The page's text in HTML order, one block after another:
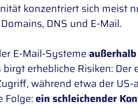
konzentriert sich meist
DNS und E-Mail.
E-Mail-Systeme
birgt erhebliche Risiken:
während etwa der
Folge:ein schleichender